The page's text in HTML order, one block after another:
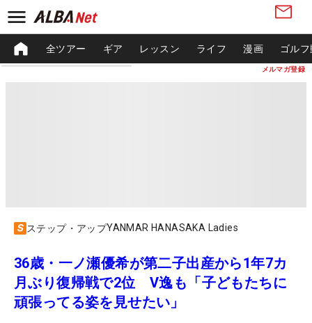
メルマガ登録
全ツアー ギア レッスン ライフ 漫画 ゴル
ステップ・アップYANMAR HANASAKA Ladies
36歳・一ノ瀬優希が第二子出産から1年7カ
月ぶり復帰戦で2位 V逸も「子どもたちに
頑張ってる姿を見せたい」